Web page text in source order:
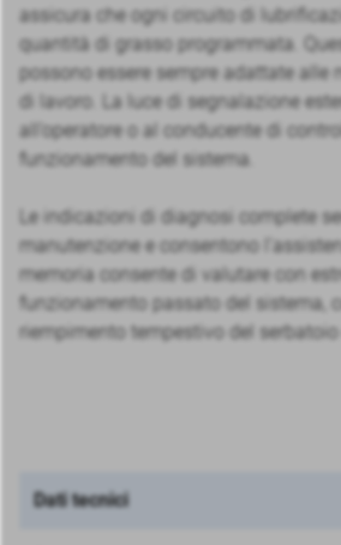
assicura che ogni circuito di
quantità di grasso programmata.
possono essere sempre adattate alle
di lavoro. La luce di segnalazione
all’operatore o al conducente di
funzionamento del sistema.
Le indicazioni di diagnosi complete
manutenzione e consentono
memoria consente di valutare con
funzionamento passato del sistema,
riempimento tempestivo del serbatoio
Dati tecnici